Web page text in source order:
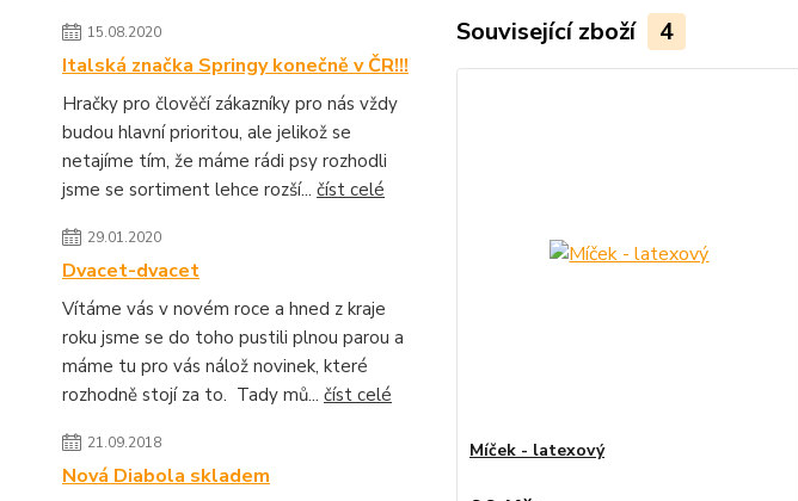
15.08.2020
Italská značka Springy konečně v ČR!!!
Hračky pro člověčí zákazníky pro nás vždy
budou hlavní prioritou, ale jelikož se
netajíme tím, že máme rádi psy rozhodli
jsme se sortiment lehce rozší... číst celé
29.01.2020
Dvacet-dvacet
Vítáme vás v novém roce a hned z kraje
roku jsme se do toho pustili plnou parou a
máme tu pro vás nálož novinek, které
rozhodně stojí za to. Tady mů... číst celé
21.09.2018
Nová Diabola skladem
Související zboží 4
Míček - latexový